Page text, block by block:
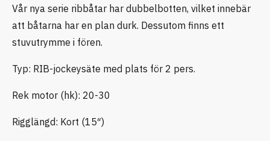
Vår nya serie ribbåtar har dubbelbotten, vilket innebär
att båtarna har en plan durk. Dessutom finns ett
stuvutrymme i fören.
Typ: RIB-jockeysäte med plats för 2 pers.
Rek motor (hk): 20-30
Rigglängd: Kort (15″)